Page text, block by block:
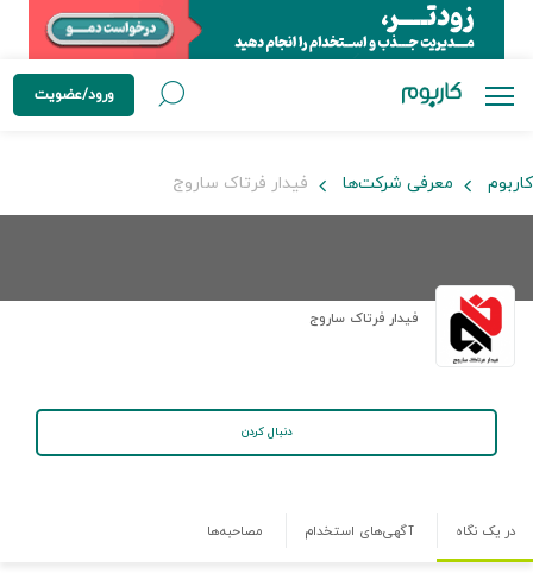
ورود/عضویت
کاربوم معرفی شرکت‌ها فیدار فرتاک ساروج
فیدار فرتاک ساروج
دنبال کردن
در یک نگاه آگهی‌های استخدام مصاحبه‌ها